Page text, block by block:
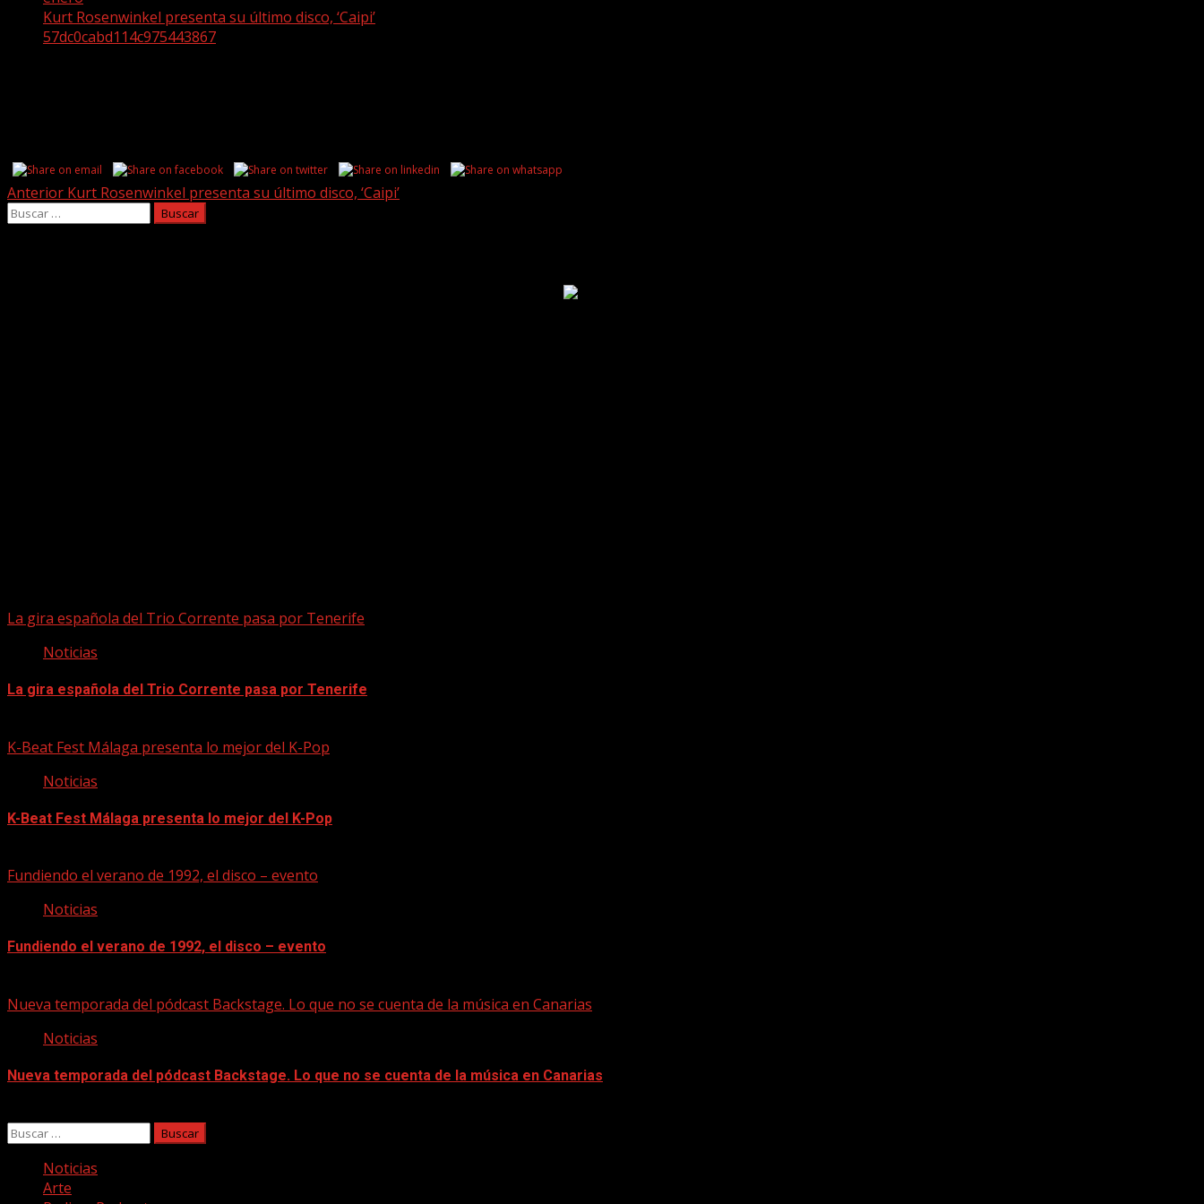
Kurt Rosenwinkel presenta su último disco, ‘Caipi’
57dc0cabd114c975443867
Post
navigation
Anterior Kurt Rosenwinkel presenta su último disco, ‘Caipi’
Buscar:
La gira española del Trio Corrente pasa por Tenerife
Noticias
La gira española del Trio Corrente pasa por Tenerife
K-Beat Fest Málaga presenta lo mejor del K-Pop
Noticias
K-Beat Fest Málaga presenta lo mejor del K-Pop
Fundiendo el verano de 1992, el disco – evento
Noticias
Fundiendo el verano de 1992, el disco – evento
Nueva temporada del pódcast Backstage. Lo que no se cuenta de la música en Canarias
Noticias
Nueva temporada del pódcast Backstage. Lo que no se cuenta de la música en Canarias
Buscar:
Noticias
Arte